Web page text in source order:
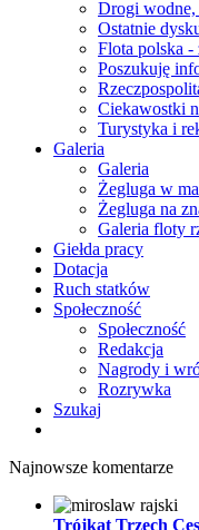
Drogi wodne,
Ostatnie
Flota polska
Poszukuję
Ciekawostki
Turystyka i
Galeria
Galeria
Żegluga w
Żegluga na
Galeria floty
Giełda pracy
Dotacja
Ruch statków
Społeczność
Społeczność
Redakcja
Nagrody i
Rozrywka
Szukaj
Najnowsze komentarze
Trójkąt Trzech